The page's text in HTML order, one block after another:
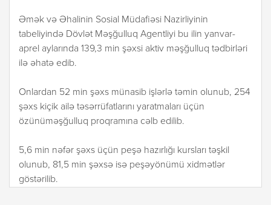
Əmək və Əhalinin Sosial Müdafiəsi Nazirliyinin
tabeliyində Dövlət Məşğulluq Agentliyi bu ilin yanvar-
aprel aylarında 139,3 min şəxsi aktiv məşğulluq tədbirləri
ilə əhatə edib.
Onlardan 52 min şəxs münasib işlərlə təmin olunub, 254
şəxs kiçik ailə təsərrüfatlarını yaratmaları üçün
özünüməşğulluq proqramına cəlb edilib.
5,6 min nəfər şəxs üçün peşə hazırlığı kursları təşkil
olunub, 81,5 min şəxsə isə peşəyönümü xidmətlər
göstərilib.